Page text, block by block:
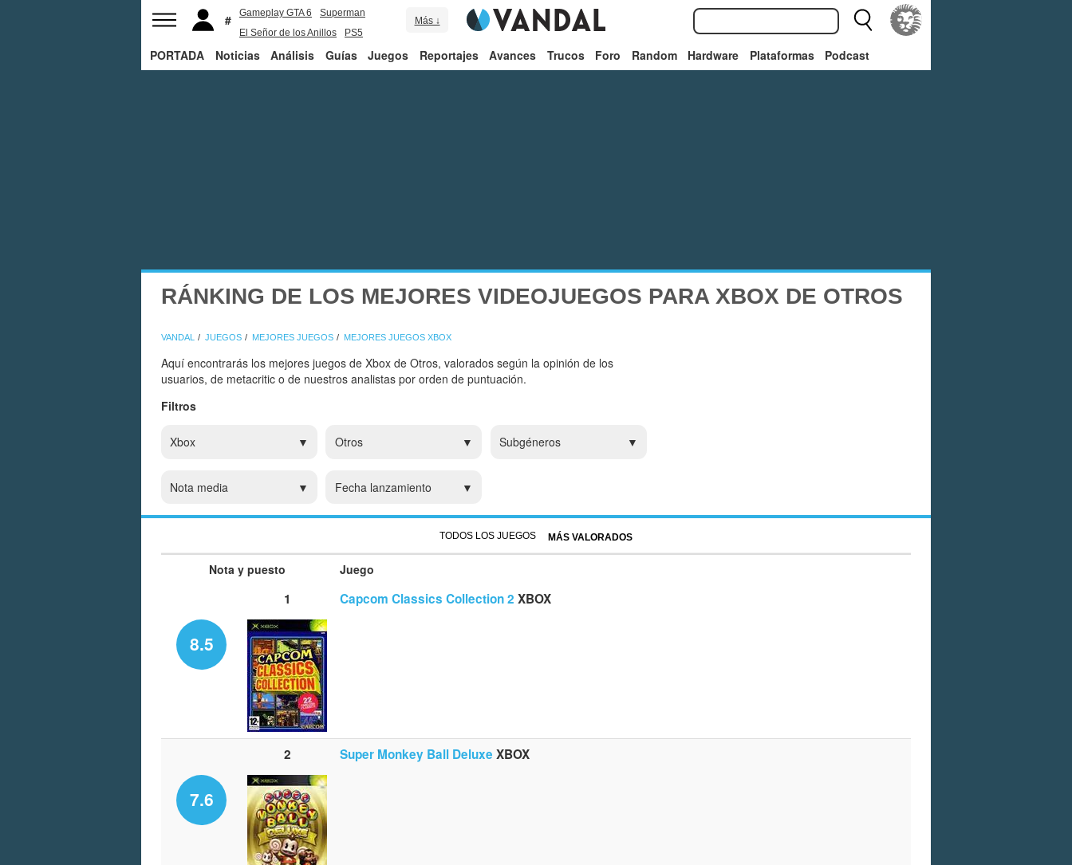
Gameplay GTA 6
Superman
El Señor de los Anillos
PS5
Más ↓
PORTADA Noticias Análisis Guías Juegos Reportajes Avances Trucos Foro Random Hardware Plataformas Podcast
RÁNKING DE LOS MEJORES VIDEOJUEGOS PARA XBOX DE OTROS
VANDAL JUEGOS MEJORES JUEGOS MEJORES JUEGOS XBOX
Aquí encontrarás los mejores juegos de Xbox de Otros, valorados según la opinión de los
usuarios, de metacritic o de nuestros analistas por orden de puntuación.
Filtros
Xbox Otros Subgéneros
Nota media Fecha lanzamiento
TODOS LOS JUEGOS MÁS VALORADOS
Nota y puesto Juego
1 Capcom Classics Collection 2 XBOX
8.5
2 Super Monkey Ball Deluxe XBOX
7.6